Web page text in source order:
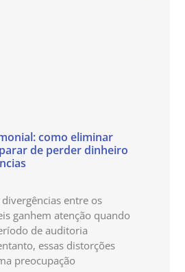
como eliminar
de perder dinheiro
entre os
ganhem atenção quando
de auditoria
essas distorções
preocupação